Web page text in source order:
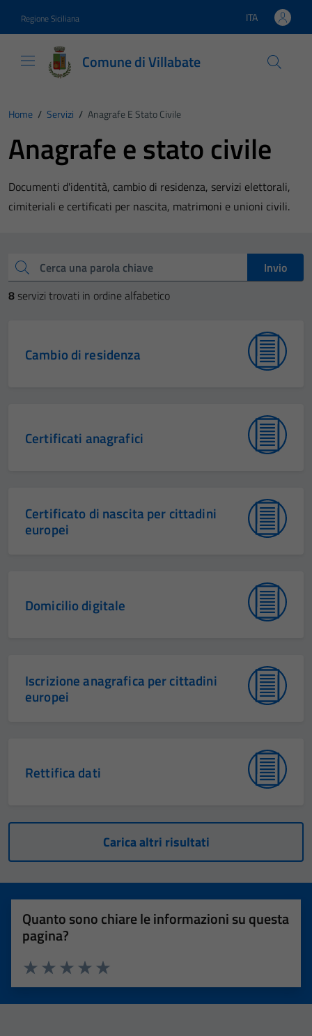
Regione Siciliana Lingua attiva:
ITA
Comune di Villabate
Home / Servizi / Anagrafe E Stato Civile
Anagrafe e stato civile
Documenti d'identità, cambio di residenza, servizi elettorali,
cimiteriali e certificati per nascita, matrimoni e unioni civili.
Cerca una parola chiave
Invio
8 servizi trovati in ordine alfabetico
Cambio di residenza
Certificati anagrafici
Certificato di nascita per cittadini
europei
Domicilio digitale
Iscrizione anagrafica per cittadini
europei
Rettifica dati
Carica altri risultati
Quanto sono chiare le informazioni su questa
pagina?
Valuta 5 stelle su 5
Valuta 4 stelle su 5
Valuta 3 stelle su 5
Valuta 2 stelle su 5
Valuta 1 stelle su 5